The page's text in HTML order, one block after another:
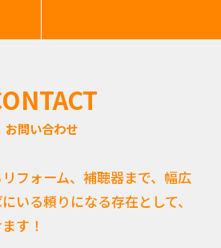
お問い合わせ
フォーム、補聴器まで、幅広
いる頼りになる存在として、
す！